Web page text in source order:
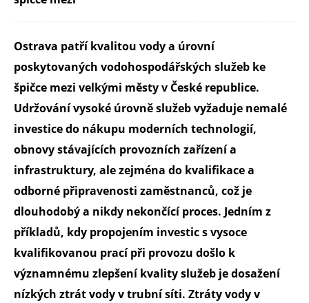
Ostrava patří kvalitou vody a úrovní
poskytovaných vodohospodářských služeb ke
špičce mezi velkými městy v České republice.
Udržování vysoké úrovně služeb vyžaduje nemalé
investice do nákupu moderních technologií,
obnovy stávajících provozních zařízení a
infrastruktury, ale zejména do kvalifikace a
odborné připravenosti zaměstnanců, což je
dlouhodobý a nikdy nekončící proces. Jedním z
příkladů, kdy propojením investic s vysoce
kvalifikovanou prací při provozu došlo k
významnému zlepšení kvality služeb je dosažení
nízkých ztrát vody v trubní síti. Ztráty vody v